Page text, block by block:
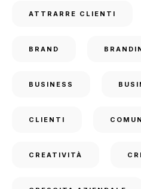
ATTRARRE CLIENTI
BRAND
BUSINESS
CLIENTI
CREATIVITÀ